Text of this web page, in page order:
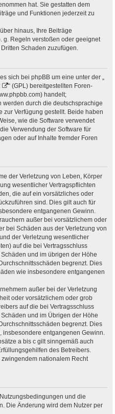
hat. Sie gestatten dem
und Funktionen jederzeit zu
hinaus, Ihre Beiträge
g. Regeln verstoßen oder geeignet
Schaden zuzufügen.
sich bei phpBB um eine unter der „
“ (GPL) bereitgestellten Foren-
handelt;
durch die deutschsprachige
zur Verfügung gestellt. Beide haben
wie die Software verwendet
Verwendung der Software für
oder auf Inhalte fremder Foren
der Verletzung von Leben, Körper
wesentlicher Vertragspflichten
die auf ein vorsätzliches oder
sind. Dies gilt auch für
entgangenen Gewinn.
außer bei vorsätzlichem oder
bei Schäden aus der Verletzung von
der Verletzung wesentlicher
auf die bei Vertragsschluss
und im übrigen der Höhe
begrenzt. Dies
wie insbesondere entgangenen
außer bei der Verletzung
oder vorsätzlichem oder grob
auf die bei Vertragsschluss
und im Übrigen der Höhe
begrenzt. Dies
insbesondere entgangenen Gewinn.
a bis c gilt sinngemäß auch
des Betreibers.
nationalem Recht
und die
Die Änderung wird dem Nutzer per